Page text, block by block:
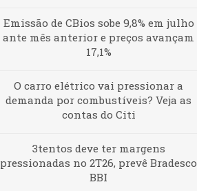
Emissão de CBios sobe 9,8% em julho
ante mês anterior e preços avançam
17,1%
O carro elétrico vai pressionar a
demanda por combustíveis? Veja as
contas do Citi
3tentos deve ter margens
pressionadas no 2T26, prevê Bradesco
BBI